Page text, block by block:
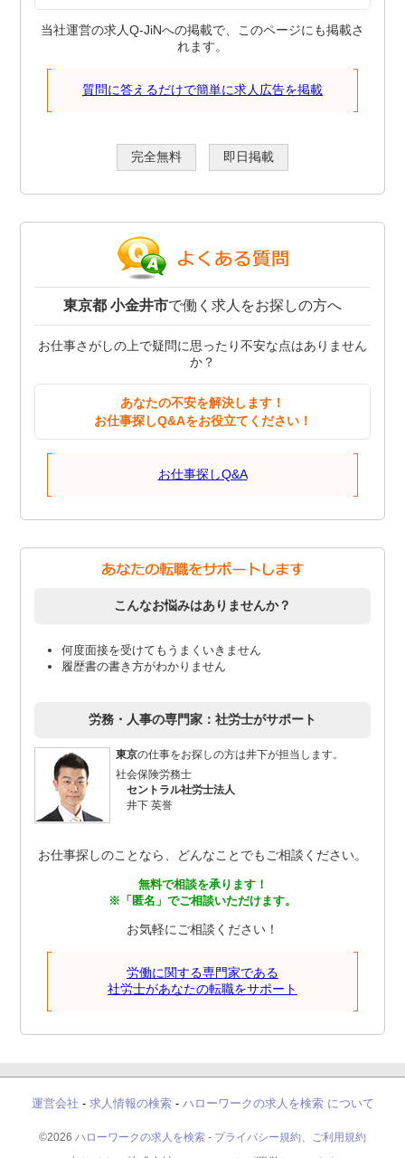
当社運営の求人Q-JiNへの掲載で、このページにも掲載さ
れます。
質問に答えるだけで簡単に求人広告を掲載
完全無料 即日掲載
東京都 小金井市で働く求人をお探しの方へ
お仕事さがしの上で疑問に思ったり不安な点はありません
か？
あなたの不安を解決します！
お仕事探しQ&Aをお役立てください！
お仕事探しQ&A
こんなお悩みはありませんか？
何度面接を受けてもうまくいきません
履歴書の書き方がわかりません
労務・人事の専門家：社労士がサポート
東京の仕事をお探しの方は井下が担当します。
社会保険労務士
セントラル社労士法人
井下 英誉
お仕事探しのことなら、どんなことでもご相談ください。
無料で相談を承ります！
※「匿名」でご相談いただけます。
お気軽にご相談ください！
労働に関する専門家である
社労士があなたの転職をサポート
運営会社 - 求人情報の検索- ハローワークの求人を検索 について
©2026 ハローワークの求人を検索 - プライバシー規約、ご利用規約